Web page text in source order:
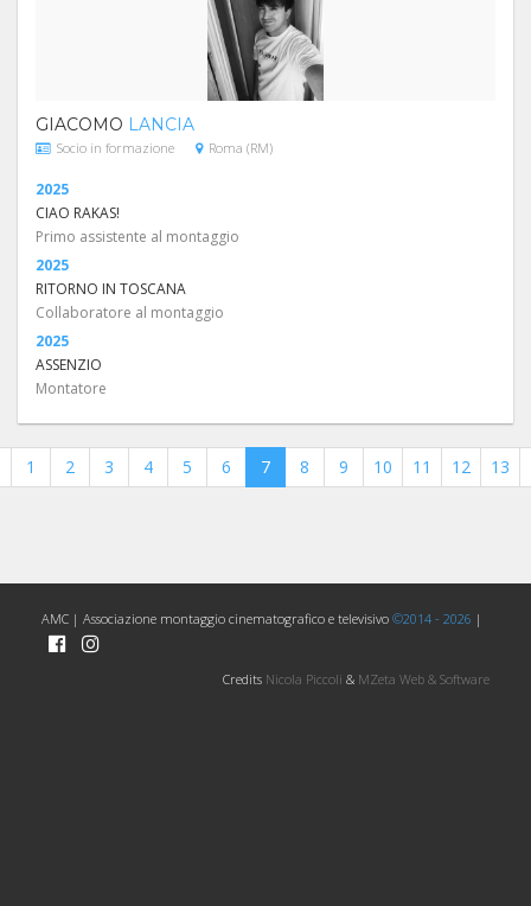
GIACOMO LANCIA
Socio in formazione Roma (RM)
2025
CIAO RAKAS!
Primo assistente al montaggio
2025
RITORNO IN TOSCANA
Collaboratore al montaggio
2025
ASSENZIO
Montatore
1 2 3 4 5 6 7 8 9 10 11 12 13
AMC | Associazione montaggio cinematografico e televisivo ©2014 - 2026 |
Credits Nicola Piccoli & MZeta Web & Software